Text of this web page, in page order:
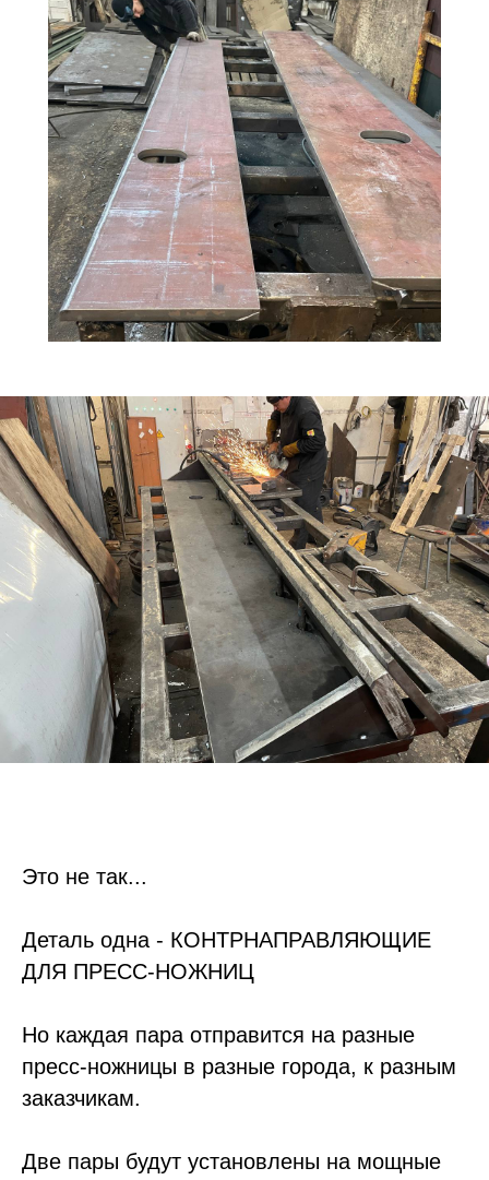
Это не так...
Деталь одна - КОНТРНАПРАВЛЯЮЩИЕ
ДЛЯ ПРЕСС-НОЖНИЦ
Но каждая пара отправится на разные
пресс-ножницы в разные города, к разным
заказчикам.
Две пары будут установлены на мощные